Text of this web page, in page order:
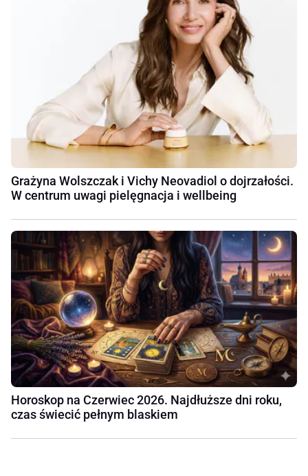
Grażyna Wolszczak i Vichy Neovadiol o dojrzałości.
W centrum uwagi pielęgnacja i wellbeing
Horoskop na Czerwiec 2026. Najdłuższe dni roku,
czas świecić pełnym blaskiem